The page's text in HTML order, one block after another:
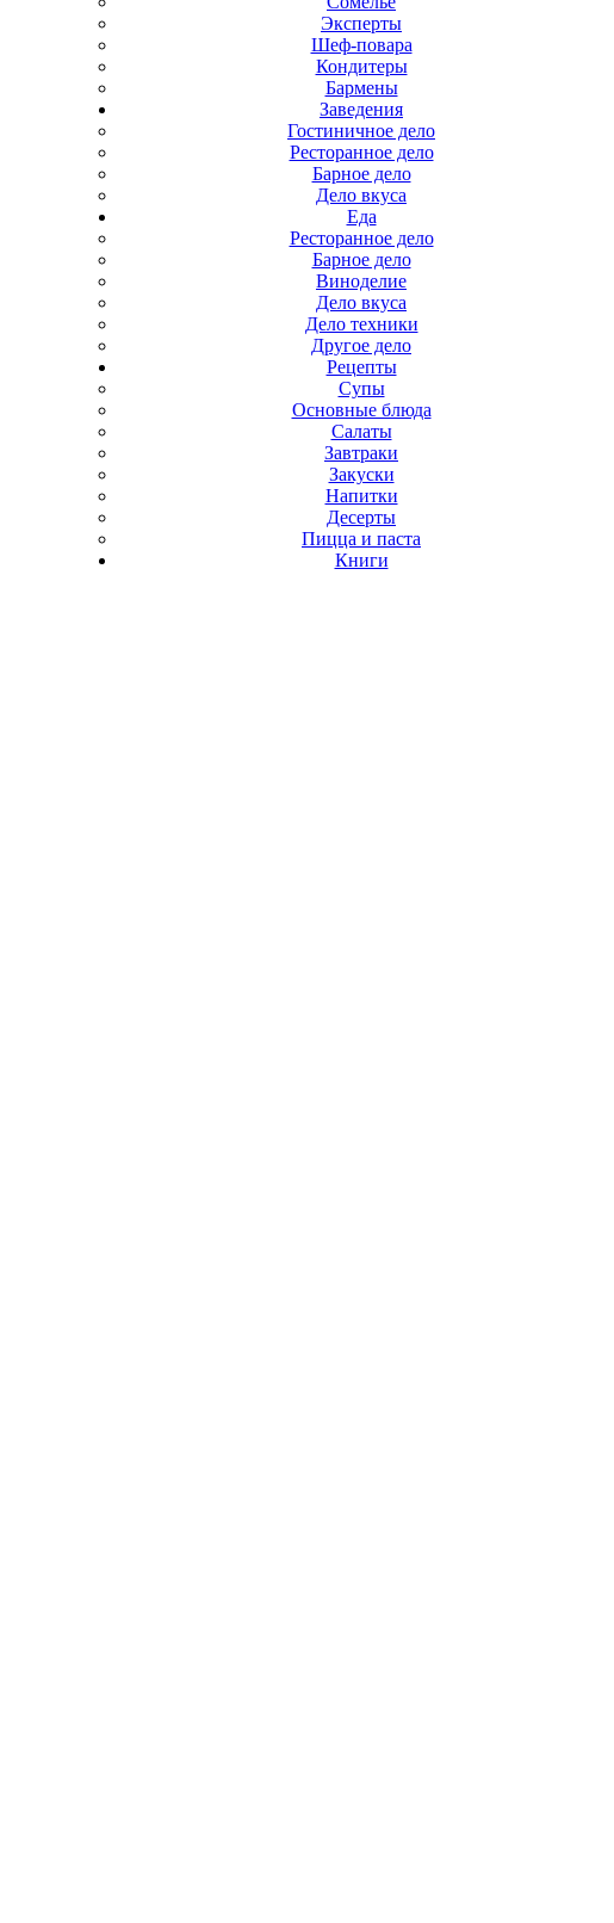
Эксперты
Шеф-повара
Кондитеры
Бармены
Заведения
Гостиничное дело
Ресторанное дело
Барное дело
Дело вкуса
Еда
Ресторанное дело
Барное дело
Виноделие
Дело вкуса
Дело техники
Другое дело
Рецепты
Супы
Основные блюда
Салаты
Завтраки
Закуски
Напитки
Десерты
Пицца и паста
Книги